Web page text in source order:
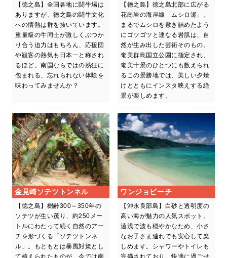
【徳之島】全国各地に闘牛場は
ありますが、徳之島の闘牛文化
への情熱は群を抜いています。
重量級の牛同士が激しくぶつか
り合う迫力はもちろん、応援団
や観客の熱気も日本一と称され
るほど。南国ならではの熱狂に
包まれる、忘れられない体験を
味わってみませんか？
【徳之島】徳之島北部に広がる
花崗岩の海岸線「ムシロ瀬」。
まるでムシロを敷き詰めたよう
にゴツゴツと連なる岩肌は、自
然が生み出した芸術そのもの。
奄美群島国立公園に指定され、
奄美十景のひとつにも数えられ
るこの景勝地では、美しい夕焼
けとともにインスタ映えする絶
景が楽しめます。
金見崎ソテツトンネル
【徳之島】樹齢300～350年の
ソテツが生い茂り、約250メー
トルにわたって続く自然のアー
チを形づくる「ソテツトンネ
ル」。もともとは暴風対策とし
て植えられたものが、今では南
ワンジョビーチ
【沖永良部島】白砂と透明度の
高い海が魅力の人気スポット。
遠浅で波も穏やかなため、小さ
なお子さま連れでも安心して楽
しめます。シャワーやトイレも
完備されており、快適に過ごせ